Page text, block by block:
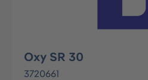
Oxy SR 30
3720661